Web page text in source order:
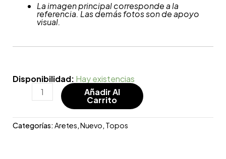
La imagen principal corresponde a la
referencia. Las demás fotos son de apoyo
visual.
Disponibilidad: Hay existencias
Añadir Al
Carrito
Categorías:Aretes,Nuevo, Topos